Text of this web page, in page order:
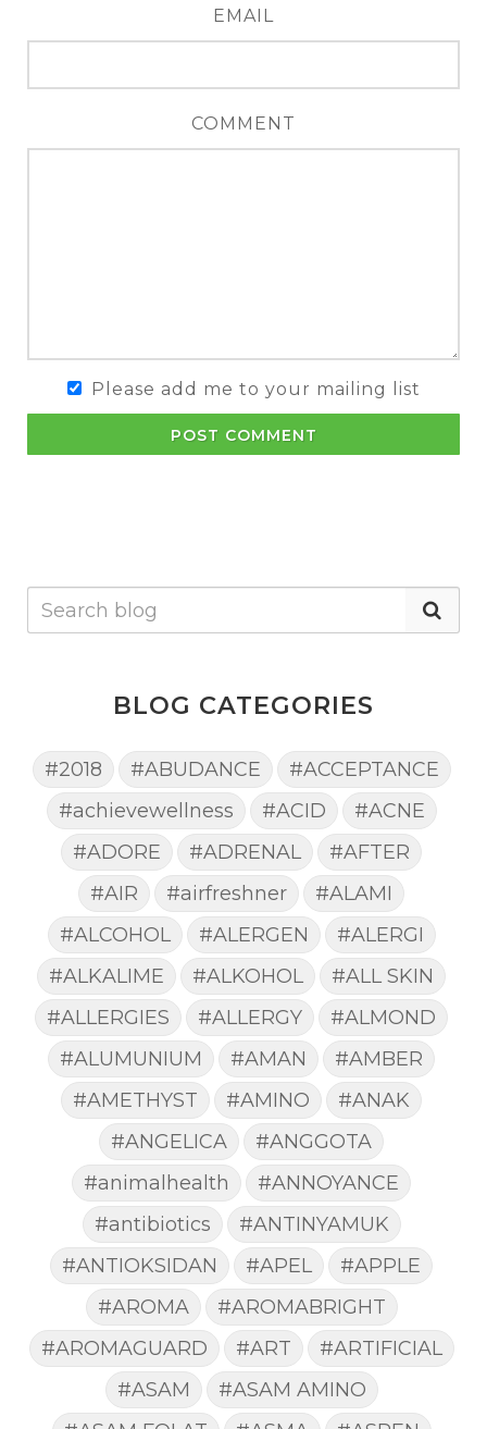
EMAIL
COMMENT
Please add me to your mailing list
POST COMMENT
BLOG CATEGORIES
#2018 #ABUDANCE
#ACCEPTANCE
#achievewellness
#ACID
#ACNE
#ADORE
#ADRENAL
#AFTER
#AIR
#airfreshner
#ALAMI
#ALCOHOL
#ALERGEN
#ALERGI
#ALKALIME
#ALKOHOL
#ALL SKIN
#ALLERGIES
#ALLERGY
#ALMOND
#ALUMUNIUM
#AMAN
#AMBER
#AMETHYST
#AMINO
#ANAK
#ANGELICA
#ANGGOTA
#animalhealth
#ANNOYANCE
#antibiotics
#ANTINYAMUK
#ANTIOKSIDAN
#APEL
#APPLE
#AROMA
#AROMABRIGHT
#AROMAGUARD
#ART
#ARTIFICIAL
#ASAM
#ASAM AMINO